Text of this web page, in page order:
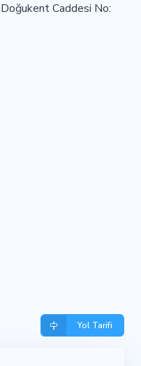
Caddesi No:
Yol Tarifi